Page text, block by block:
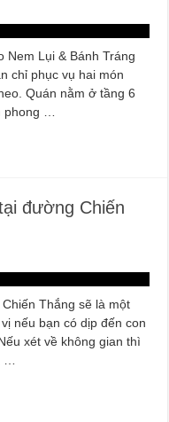
Nem Lụi & Bánh Tráng
chỉ phục vụ hai món
Quán nằm ở tầng 6
…
đường Chiến
Thắng sẽ là một
nếu bạn có dịp đến con
xét về không gian thì